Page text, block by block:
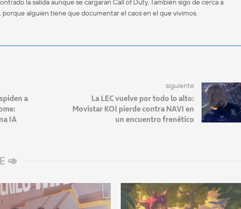
la salida aunque se cargaran Call of Duty. También sigo de cerca a
alguien tiene que documentar el caos en el que vivimos.
a
IA
siguiente
La LEC vuelve por todo lo alto:
Movistar KOI pierde contra NAVI en
un encuentro frenético
🥑